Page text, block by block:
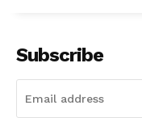
Subscribe